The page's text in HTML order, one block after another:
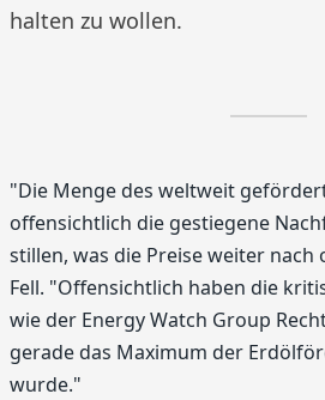
halten zu wollen.
"Die Menge des weltweit
offensichtlich die gestiegene
stillen, was die Preise weiter
Fell. "Offensichtlich haben die
wie der Energy Watch Group
gerade das Maximum der
wurde."